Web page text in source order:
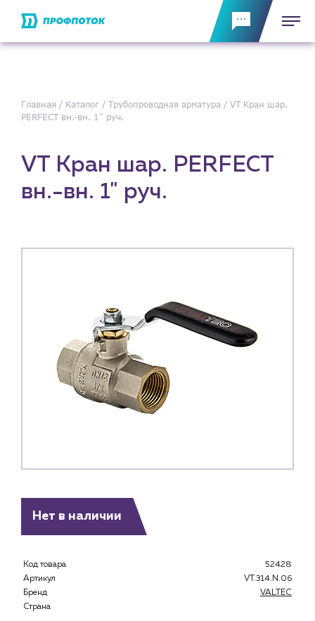
Главная Каталог Трубопроводная арматура
VT Кран шар.
PERFECT вн.-вн. 1" руч.
VT Кран шар. PERFECT
вн.-вн. 1" руч.
Нет в наличии
Код товара
52428
Артикул
VT.314.N.06
Бренд
VALTEC
Страна